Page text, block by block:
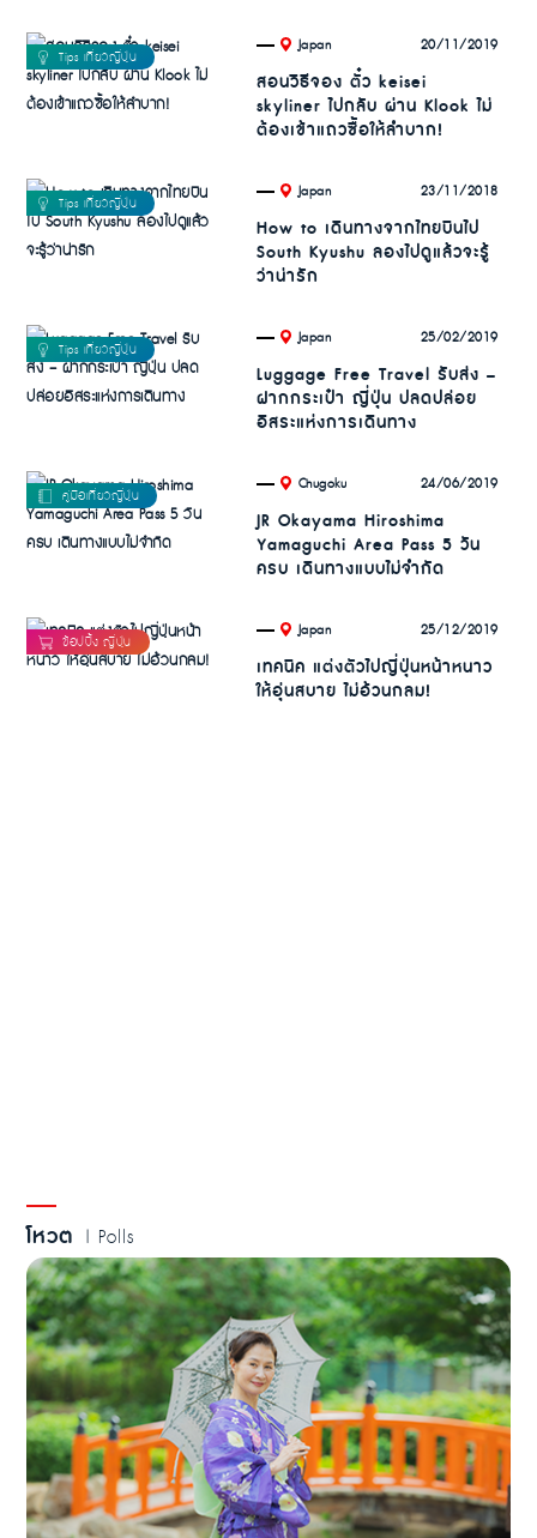
. Japan 20/11/2019
สอนวิธีจอง ตั๋ว keisei
skyliner ไปกลับ ผ่าน Klook ไม่
ต้องเข้าแถวซื้อให้ลำบาก!
. Japan 23/11/2018
How to เดินทางจากไทยบินไป
South Kyushu ลองไปดูแล้วจะรู้
ว่าน่ารัก
. Japan 25/02/2019
Luggage Free Travel รับส่ง –
ฝากกระเป๋า ญี่ปุ่น ปลดปล่อย
อิสระแห่งการเดินทาง
. Chugoku 24/06/2019
JR Okayama Hiroshima
Yamaguchi Area Pass 5 วัน
ครบ เดินทางแบบไม่จำกัด
. Japan 25/12/2019
เทคนิค แต่งตัวไปญี่ปุ่นหน้าหนาว
ให้อุ่นสบาย ไม่อ้วนกลม!
โหวต | Polls